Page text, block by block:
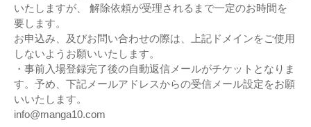
いたしますが、 解除依頼が受理されるまで一定のお時間を
要します。
お申込み、及びお問い合わせの際は、上記ドメインをご使用
しないようお願いいたします。
・事前入場登録完了後の自動返信メールがチケットとなりま
す。予め、下記メールアドレスからの受信メール設定をお願
いいたします。
info@manga10.com